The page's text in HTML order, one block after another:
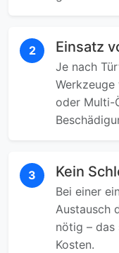
2 Einsatz
Je nach
oder Multi-
3 Kein
Bei einer
Austausch
nötig – das
Kosten.